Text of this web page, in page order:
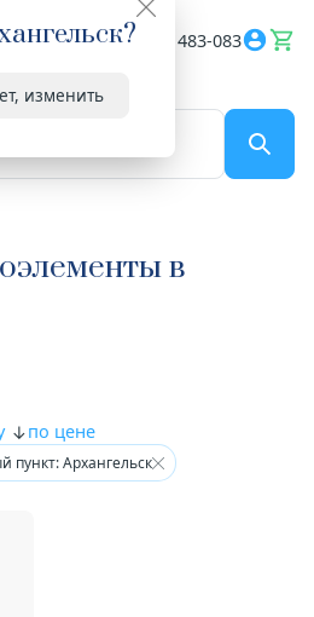
?
изменить
8182 483-083
в
по цене
пункт: Архангельск